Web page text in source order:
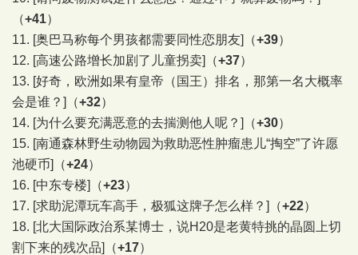
（+41）
11. [奥巴马称每个男孩都需要同性恋朋友] （+39）
12. [高速公路增长加剧了儿童拐卖] （+37）
13. [好奇，欧洲如果有皇帝（国王）排名，那第一名大概率
会是谁？]
（+32）
14. [为什么要充满恶意的去揣测他人呢？] （+30）
15. [南通森林野生动物园为救助恶性肿瘤患儿“掏空”了许愿
池硬币]
（+24）
16. [中东专楼] （+23）
17. [求助泥潭玩车高手，极狐这牌子怎么样？] （+22）
18. [北大国际政治系某博士，说H20是老黄特挑的晶圆上切
割下来的残次品]
（+17）